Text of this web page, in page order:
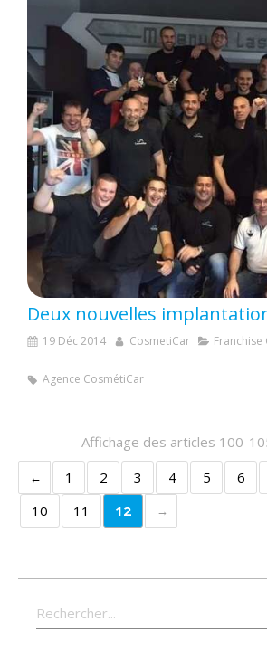
19 Déc 2014 CosmetiCar
Agence CosmétiCar
Affichage des articles 100-
1
2 3 4 5 6
10
11 12
Rechercher